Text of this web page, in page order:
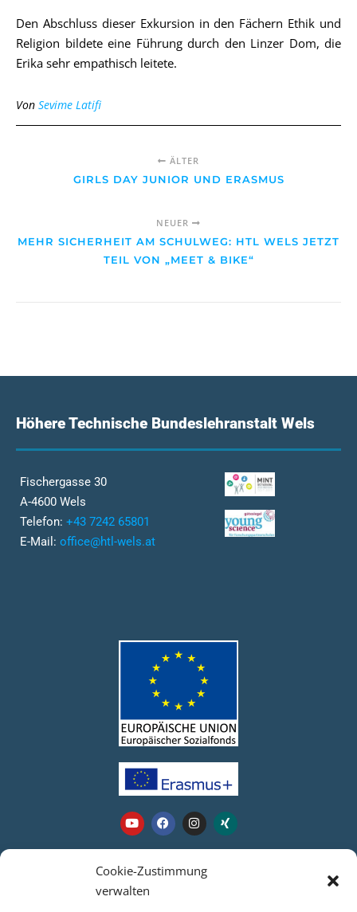
Cookie-Zustimmung
verwalten
Den Abschluss dieser Exkursion in den Fächern Ethik und
Religion bildete eine Führung durch den Linzer Dom, die
Erika sehr empathisch leitete.
Von Sevime Latifi
ÄLTER
GIRLS DAY JUNIOR UND ERASMUS
NEUER
MEHR SICHERHEIT AM SCHULWEG: HTL WELS JETZT
TEIL VON „MEET & BIKE“
Höhere Technische Bundeslehranstalt Wels
Fischergasse 30
A-4600 Wels
Telefon: +43 7242 65801
E-Mail: office@htl-wels.at